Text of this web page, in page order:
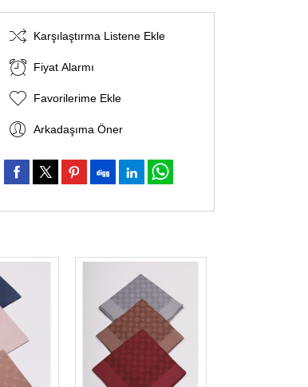
Karşılaştırma Listene Ekle
Fiyat Alarmı
Favorilerime Ekle
Arkadaşıma Öner